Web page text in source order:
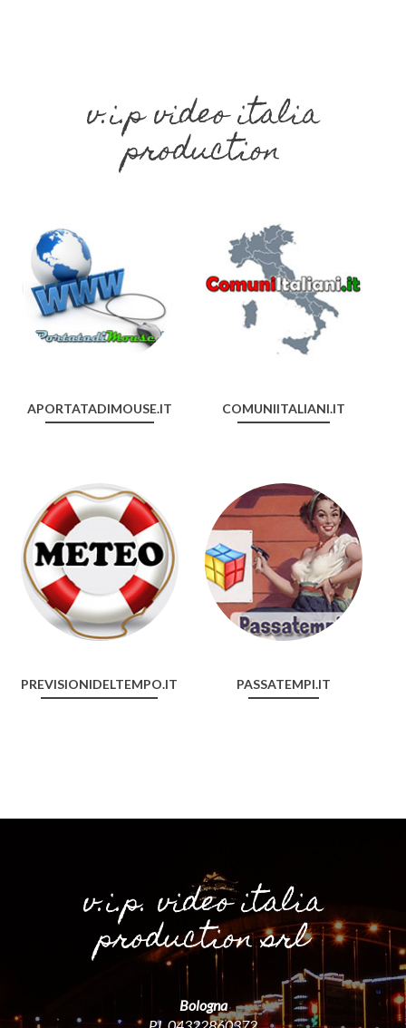
v.i.p video italia
production
APORTATADIMOUSE.IT COMUNIITALIANI.IT
PREVISIONIDELTEMPO.IT PASSATEMPI.IT
v.i.p. video italia
production srl
Bologna